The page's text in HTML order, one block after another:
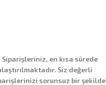
en kısa sürede
Siz değerli
sorunsuz bir şekilde